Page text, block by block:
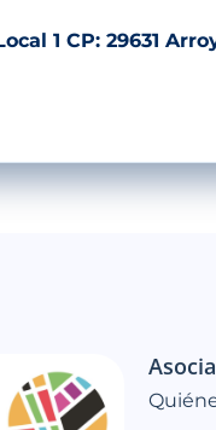
1 CP: 29631